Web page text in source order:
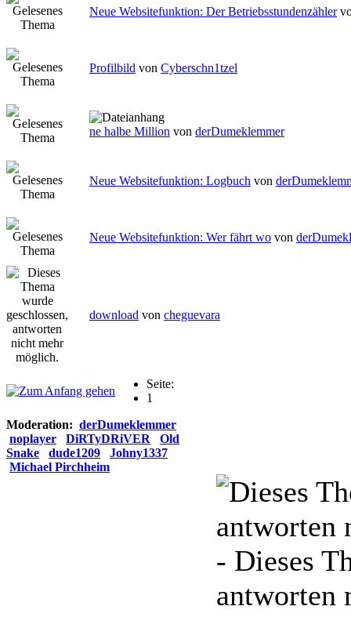
Neue Websitefunktion: Der Betriebsstundenzähler
Profilbild von Cyberschn1tzel
ne halbe Million von derDumeklemmer
Neue Websitefunktion: Logbuch von
Neue Websitefunktion: Wer fährt wo von
download von cheguevara
Seite:
1
Moderation: derDumeklemmer
noplayer
DiRTyDRiVER
Old
Snake
dude1209
Johny1337
Michael Pirchheim
- Dieses
antworten